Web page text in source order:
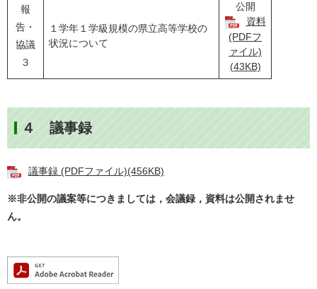
報
告・
協議
３
１学年１学級規模の県立高等学校の
状況について
公開
資料
(PDFフ
ァイル)
(43KB)
４ 議事録
議事録 (PDFファイル)(456KB)
※非公開の議案等につきましては，会議録，資料は公開されませ
ん。